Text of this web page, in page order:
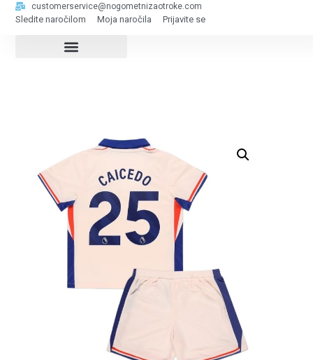
customerservice@nogometnizaotroke.com
Sledite naročilom Moja naročila Prijavite se